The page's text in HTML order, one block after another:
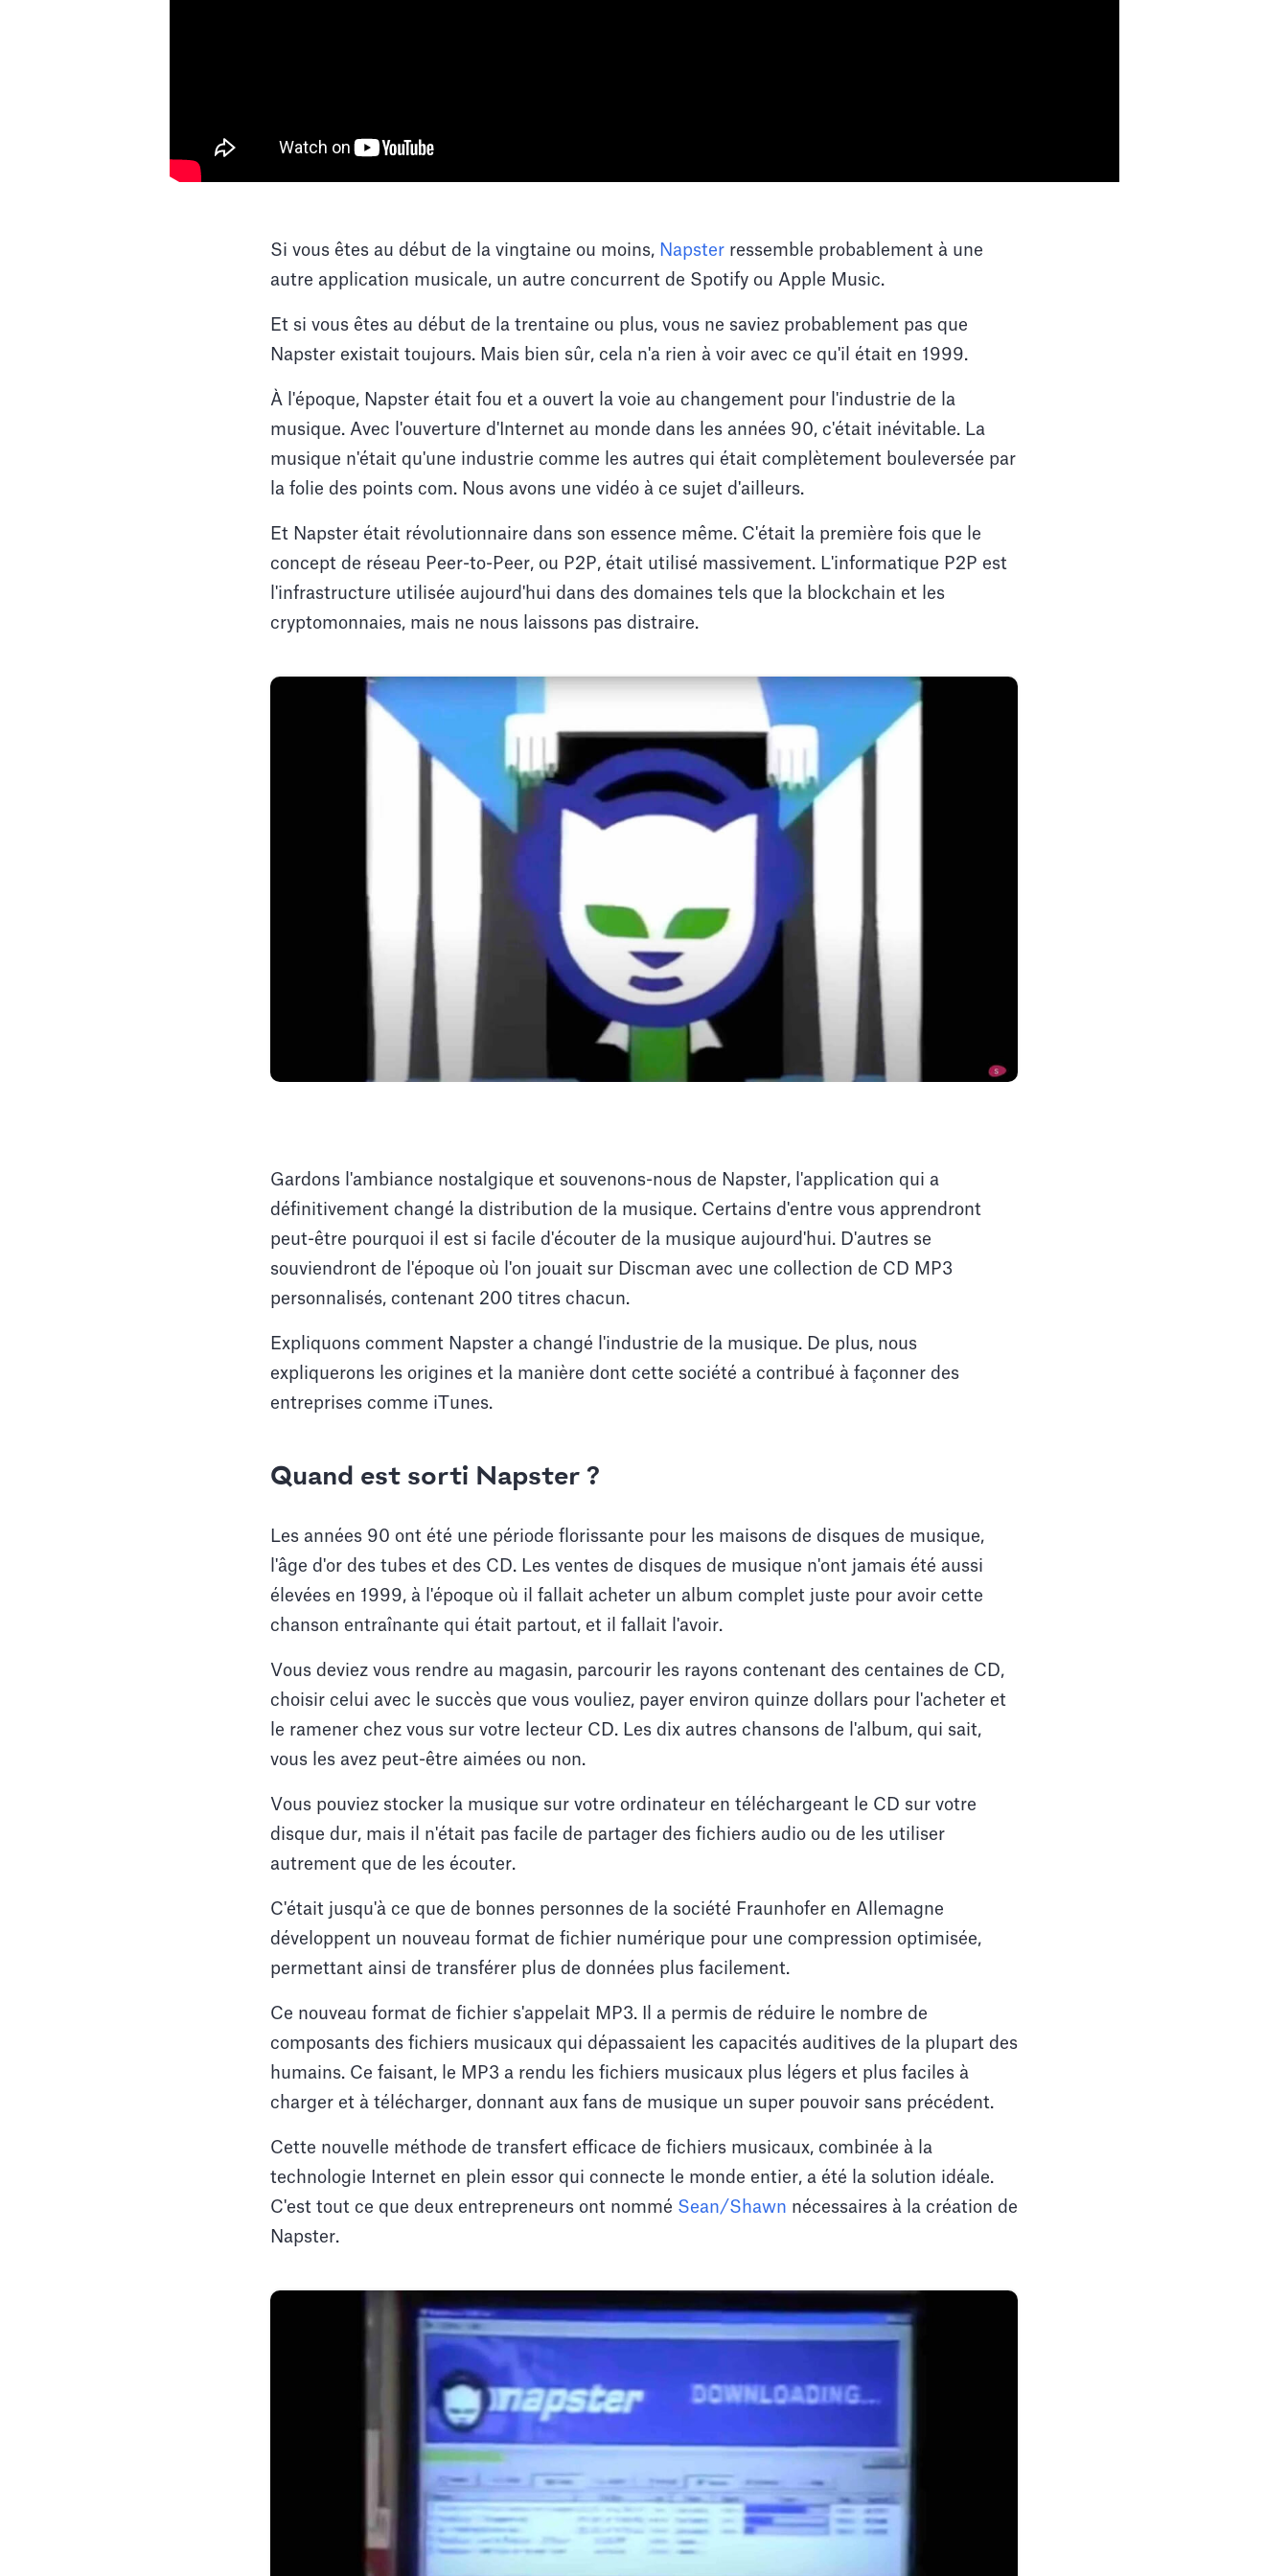
Si vous êtes au début de la vingtaine ou moins, Napster ressemble probablement à une
autre application musicale, un autre concurrent de Spotify ou Apple Music.
Et si vous êtes au début de la trentaine ou plus, vous ne saviez probablement pas que
Napster existait toujours. Mais bien sûr, cela n'a rien à voir avec ce qu'il était en 1999.
À l'époque, Napster était fou et a ouvert la voie au changement pour l'industrie de la
musique. Avec l'ouverture d'Internet au monde dans les années 90, c'était inévitable. La
musique n'était qu'une industrie comme les autres qui était complètement bouleversée par
la folie des points com. Nous avons une vidéo à ce sujet d'ailleurs.
Et Napster était révolutionnaire dans son essence même. C'était la première fois que le
concept de réseau Peer-to-Peer, ou P2P, était utilisé massivement. L'informatique P2P est
l'infrastructure utilisée aujourd'hui dans des domaines tels que la blockchain et les
cryptomonnaies, mais ne nous laissons pas distraire.
Gardons l'ambiance nostalgique et souvenons-nous de Napster, l'application qui a
définitivement changé la distribution de la musique. Certains d'entre vous apprendront
peut-être pourquoi il est si facile d'écouter de la musique aujourd'hui. D'autres se
souviendront de l'époque où l'on jouait sur Discman avec une collection de CD MP3
personnalisés, contenant 200 titres chacun.
Expliquons comment Napster a changé l'industrie de la musique. De plus, nous
expliquerons les origines et la manière dont cette société a contribué à façonner des
entreprises comme iTunes.
Quand est sorti Napster ?
Les années 90 ont été une période florissante pour les maisons de disques de musique,
l'âge d'or des tubes et des CD. Les ventes de disques de musique n'ont jamais été aussi
élevées en 1999, à l'époque où il fallait acheter un album complet juste pour avoir cette
chanson entraînante qui était partout, et il fallait l'avoir.
Vous deviez vous rendre au magasin, parcourir les rayons contenant des centaines de CD,
choisir celui avec le succès que vous vouliez, payer environ quinze dollars pour l'acheter et
le ramener chez vous sur votre lecteur CD. Les dix autres chansons de l'album, qui sait,
vous les avez peut-être aimées ou non.
Vous pouviez stocker la musique sur votre ordinateur en téléchargeant le CD sur votre
disque dur, mais il n'était pas facile de partager des fichiers audio ou de les utiliser
autrement que de les écouter.
C'était jusqu'à ce que de bonnes personnes de la société Fraunhofer en Allemagne
développent un nouveau format de fichier numérique pour une compression optimisée,
permettant ainsi de transférer plus de données plus facilement.
Ce nouveau format de fichier s'appelait MP3. Il a permis de réduire le nombre de
composants des fichiers musicaux qui dépassaient les capacités auditives de la plupart des
humains. Ce faisant, le MP3 a rendu les fichiers musicaux plus légers et plus faciles à
charger et à télécharger, donnant aux fans de musique un super pouvoir sans précédent.
Cette nouvelle méthode de transfert efficace de fichiers musicaux, combinée à la
technologie Internet en plein essor qui connecte le monde entier, a été la solution idéale.
C'est tout ce que deux entrepreneurs ont nommé Sean/Shawn nécessaires à la création de
Napster.